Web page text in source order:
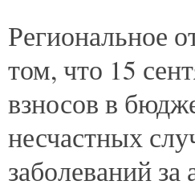
Региональное
том, что 15
взносов в
несчастных
заболеваний за